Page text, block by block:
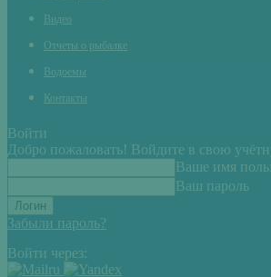
Видео
Отчеты о рыбалке
Водоемы
Контакты
Войти
Добро пожаловать! Войдите в свою
Ваше имя
Ваш пароль
Забыли пароль?
Войти через: